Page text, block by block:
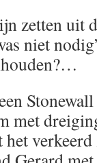
zetten uit
niet
met